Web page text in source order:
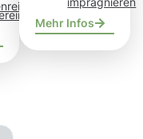
Mehr Infos